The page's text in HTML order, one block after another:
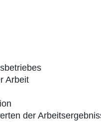
Arbeit
der